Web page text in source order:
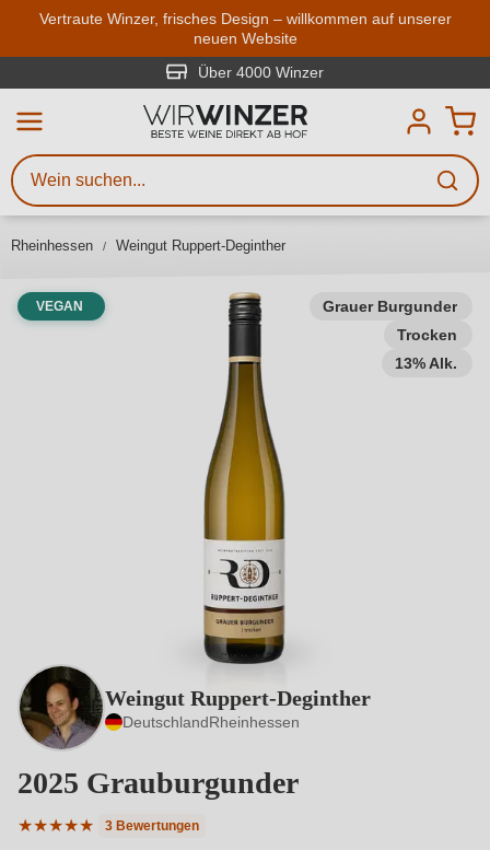
Zum Hauptinhalt springen
Vertraute Winzer, frisches Design – willkommen auf unserer
neuen Website
Über 4000 Winzer
Rheinhessen Weingut Ruppert-Deginther
Grauer Burgunder
Trocken
13% Alk.
VEGAN
Weingut Ruppert-Deginther
DeutschlandRheinhessen
2025 Grauburgunder
★★★★★
Durchschnittliche Bewertung von 5 von 5 Sternen
3 Bewertungen
Weinsuche
Mindestens 3 Zeichen eingeben
Beschreiben Sie, welchen Wein
Sie suchen – ob nach Geschmack,
Region, Winzer oder anderen